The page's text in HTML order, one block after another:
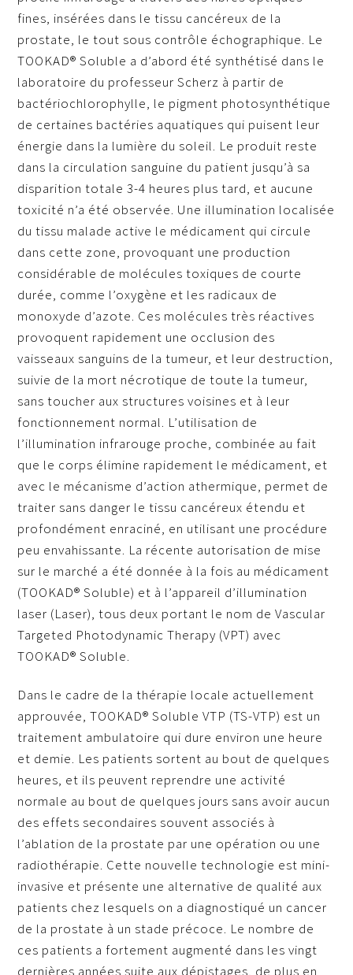
fines, insérées dans le tissu cancéreux de la
prostate, le tout sous contrôle échographique. Le
TOOKAD® Soluble a d’abord été synthétisé dans le
laboratoire du professeur Scherz à partir de
bactériochlorophylle, le pigment photosynthétique
de certaines bactéries aquatiques qui puisent leur
énergie dans la lumière du soleil. Le produit reste
dans la circulation sanguine du patient jusqu’à sa
disparition totale 3-4 heures plus tard, et aucune
toxicité n’a été observée. Une illumination localisée
du tissu malade active le médicament qui circule
dans cette zone, provoquant une production
considérable de molécules toxiques de courte
durée, comme l’oxygène et les radicaux de
monoxyde d’azote. Ces molécules très réactives
provoquent rapidement une occlusion des
vaisseaux sanguins de la tumeur, et leur destruction,
suivie de la mort nécrotique de toute la tumeur,
sans toucher aux structures voisines et à leur
fonctionnement normal. L’utilisation de
l’illumination infrarouge proche, combinée au fait
que le corps élimine rapidement le médicament, et
avec le mécanisme d’action athermique, permet de
traiter sans danger le tissu cancéreux étendu et
profondément enraciné, en utilisant une procédure
peu envahissante. La récente autorisation de mise
sur le marché a été donnée à la fois au médicament
(TOOKAD® Soluble) et à l’appareil d’illumination
laser (Laser), tous deux portant le nom de Vascular
Targeted Photodynamic Therapy (VPT) avec
TOOKAD® Soluble.
Dans le cadre de la thérapie locale actuellement
approuvée, TOOKAD® Soluble VTP (TS-VTP) est un
traitement ambulatoire qui dure environ une heure
et demie. Les patients sortent au bout de quelques
heures, et ils peuvent reprendre une activité
normale au bout de quelques jours sans avoir aucun
des effets secondaires souvent associés à
l’ablation de la prostate par une opération ou une
radiothérapie. Cette nouvelle technologie est mini-
invasive et présente une alternative de qualité aux
patients chez lesquels on a diagnostiqué un cancer
de la prostate à un stade précoce. Le nombre de
ces patients a fortement augmenté dans les vingt
dernières années suite aux dépistages, de plus en